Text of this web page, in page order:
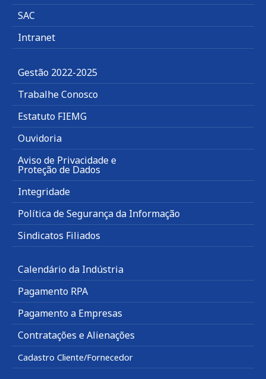
SAC
Intranet
Gestão 2022-2025
Trabalhe Conosco
Estatuto FIEMG
Ouvidoria
Aviso de Privacidade e
Proteção de Dados
Integridade
Política de Segurança da Informação
Sindicatos Filiados
Calendário da Indústria
Pagamento RPA
Pagamento a Empresas
Contratações e Alienações
Cadastro Cliente/Fornecedor